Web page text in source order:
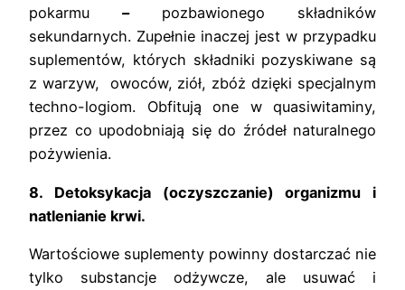
pokarmu– pozbawionego składników
sekundarnych. Zupełnie inaczej jest w przypadku
suplementów, których składniki pozyskiwane są
z warzyw, owoców, ziół, zbóż dzięki specjalnym
techno-logiom. Obfitują one w quasiwitaminy,
przez co upodobniają się do źródeł naturalnego
pożywienia.
8. Detoksykacja (oczyszczanie) organizmu i
natlenianie krwi.
Wartościowe suplementy powinny dostarczać nie
tylko substancje odżywcze, ale usuwać i